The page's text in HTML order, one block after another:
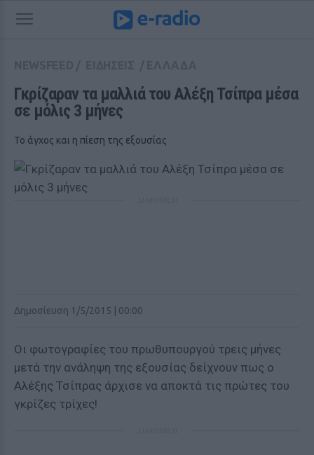
Γκρίζαραν τα μαλλιά του Αλέξη Τσίπρα μέσα
σε μόλις 3 μήνες
Το άγχος και η πίεση της εξουσίας
Δημοσίευση 1/5/2015 | 00:00
Οι φωτογραφίες του πρωθυπουργού τρεις μήνες
μετά την ανάληψη της εξουσίας δείχνουν πως ο
Αλέξης Τσίπρας άρχισε να αποκτά τις πρώτες του
γκρίζες τρίχες!